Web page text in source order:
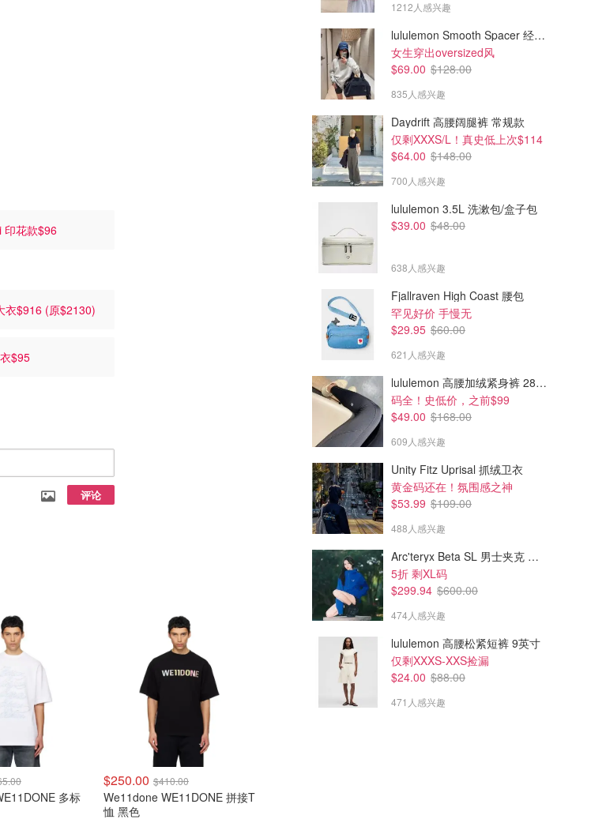
印花款$96
衣$916 (原$2130)
$95
评论
多标
$250.00 $410.00
We11done WE11DONE 拼接T
恤 黑色
1212人感兴趣
lululemon Smooth Spacer 经典卫衣
女生穿出oversized风
$69.00 $128.00
835人感兴趣
Daydrift 高腰阔腿裤 常规款
仅剩XXXS/L！真史低上次$114
$64.00 $148.00
700人感兴趣
lululemon 3.5L 洗漱包/盒子包
$39.00 $48.00
638人感兴趣
Fjallraven High Coast 腰包
罕见好价 手慢无
$29.95 $60.00
621人感兴趣
lululemon 高腰加绒紧身裤 28"≈71cm 5个口袋
码全！史低价，之前$99
$49.00 $168.00
609人感兴趣
Unity Fitz Uprisal 抓绒卫衣
黄金码还在！氛围感之神
$53.99 $109.00
488人感兴趣
Arc'teryx Beta SL 男士夹克 黑色
5折 剩XL码
$299.94 $600.00
474人感兴趣
lululemon 高腰松紧短裤 9英寸
仅剩XXXS-XXS捡漏
$24.00 $88.00
471人感兴趣